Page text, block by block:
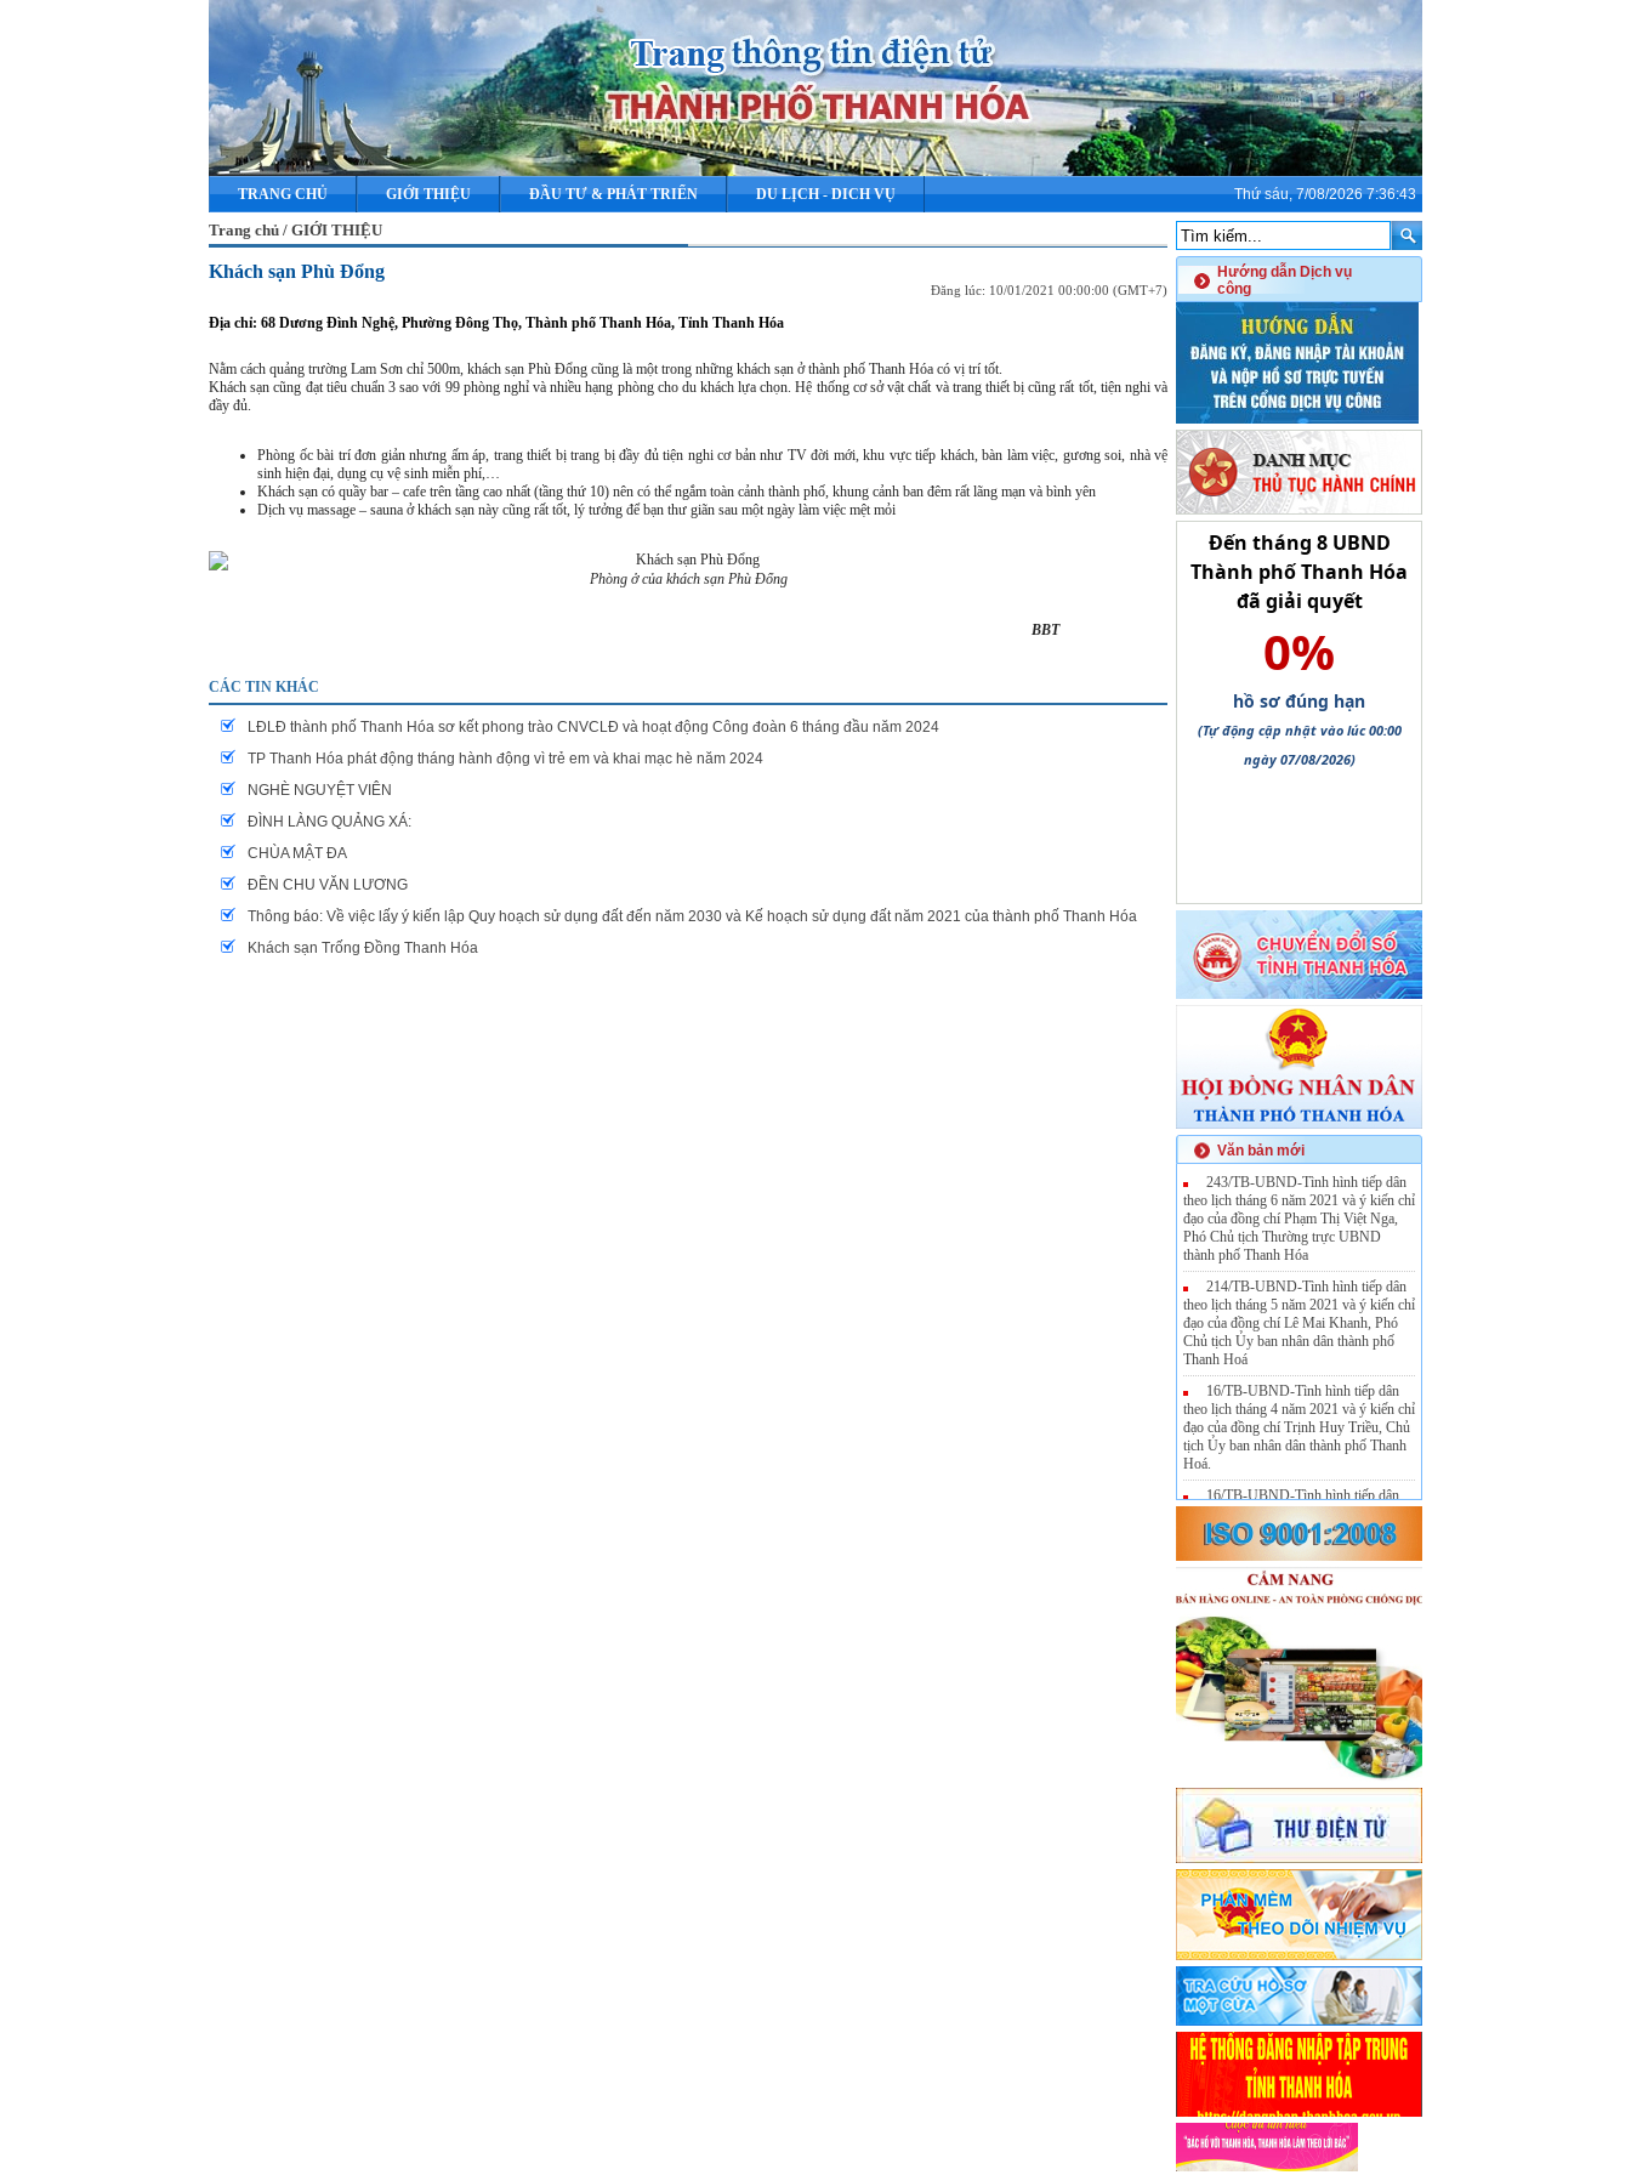
TRANG CHỦ GIỚI THIỆU ĐẦU TƯ & PHÁT TRIỂN DU LỊCH - DICH VỤ Thứ sáu, 7/08/2026 7:36:43
Trang chủ / GIỚI THIỆU
Khách sạn Phù Đổng
Đăng lúc: 10/01/2021 00:00:00 (GMT+7)
Địa chỉ: 68 Dương Đình Nghệ, Phường Đông Thọ, Thành phố Thanh Hóa, Tỉnh Thanh Hóa
Nằm cách quảng trường Lam Sơn chỉ 500m, khách sạn Phù Đổng cũng là một trong những khách sạn ở thành phố Thanh Hóa có vị trí tốt.
Khách sạn cũng đạt tiêu chuẩn 3 sao với 99 phòng nghỉ và nhiều hạng phòng cho du khách lựa chọn. Hệ thống cơ sở vật chất và trang thiết bị cũng rất tốt, tiện nghi và
đầy đủ.
Phòng ốc bài trí đơn giản nhưng ấm áp, trang thiết bị trang bị đầy đủ tiện nghi cơ bản như TV đời mới, khu vực tiếp khách, bàn làm việc, gương soi, nhà vệ
sinh hiện đại, dụng cụ vệ sinh miễn phí,…
Khách sạn có quầy bar – cafe trên tầng cao nhất (tầng thứ 10) nên có thể ngắm toàn cảnh thành phố, khung cảnh ban đêm rất lãng mạn và bình yên
Dịch vụ massage – sauna ở khách sạn này cũng rất tốt, lý tưởng để bạn thư giãn sau một ngày làm việc mệt mỏi
Phòng ở của khách sạn Phù Đổng
BBT
CÁC TIN KHÁC
LĐLĐ thành phố Thanh Hóa sơ kết phong trào CNVCLĐ và hoạt động Công đoàn 6 tháng đầu năm 2024
TP Thanh Hóa phát động tháng hành động vì trẻ em và khai mạc hè năm 2024
NGHÈ NGUYỆT VIÊN
ĐÌNH LÀNG QUẢNG XÁ:
CHÙA MẬT ĐA
ĐỀN CHU VĂN LƯƠNG
Thông báo: Về việc lấy ý kiến lập Quy hoạch sử dụng đất đến năm 2030 và Kế hoạch sử dụng đất năm 2021 của thành phố Thanh Hóa
Khách sạn Trống Đồng Thanh Hóa
Hướng dẫn Dịch vụ
công
Văn bản mới
243/TB-UBND-Tình hình tiếp dân
theo lịch tháng 6 năm 2021 và ý kiến chỉ
đạo của đồng chí Phạm Thị Việt Nga,
Phó Chủ tịch Thường trực UBND
thành phố Thanh Hóa
214/TB-UBND-Tình hình tiếp dân
theo lịch tháng 5 năm 2021 và ý kiến chỉ
đạo của đồng chí Lê Mai Khanh, Phó
Chủ tịch Ủy ban nhân dân thành phố
Thanh Hoá
16/TB-UBND-Tình hình tiếp dân
theo lịch tháng 4 năm 2021 và ý kiến chỉ
đạo của đồng chí Trịnh Huy Triều, Chủ
tịch Ủy ban nhân dân thành phố Thanh
Hoá.
16/TB-UBND-Tình hình tiếp dân
đạo của đồng chí Trịnh Huy Triều, Chủ
tịch Ủy ban nhân dân thành phố Thanh
108/TB-UBND-Tình hình tiếp dân
theo lịch tháng 3 năm 2021 và ý kiến chỉ
đạo của đồng chí Nguyễn Văn Hùng,
Phó Chủ tịch Ủy ban nhân dân thành
phố Thanh Hoá.